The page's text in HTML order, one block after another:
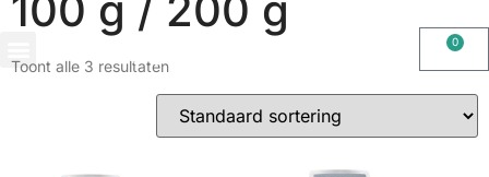
0
Toont alle 3 resultaten